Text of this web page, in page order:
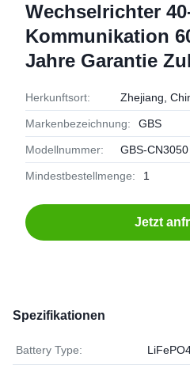
Wechselrichter
Kommunikation
Jahre Garantie
Herkunftsort: Zhejiang,
Markenbezeichnung: GBS
Modellnummer: GBS-CN3050
Mindestbestellmenge: 1
Jetzt
Spezifikationen
Battery Type: